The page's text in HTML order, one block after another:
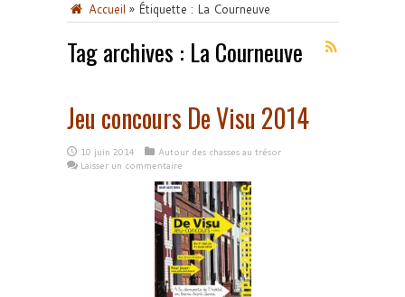
Accueil » Étiquette : La Courneuve
Tag archives : La Courneuve
Jeu concours De Visu 2014
10 juin 2014
Autour des chasses au trésor
Laisser un commentaire